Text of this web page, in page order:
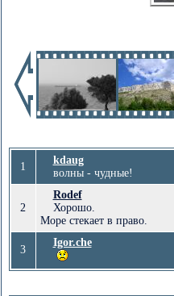
1
kdaug
волны - чудные!
2
Rodef
Хорошо.
Море стекает в право.
3
Igor.che